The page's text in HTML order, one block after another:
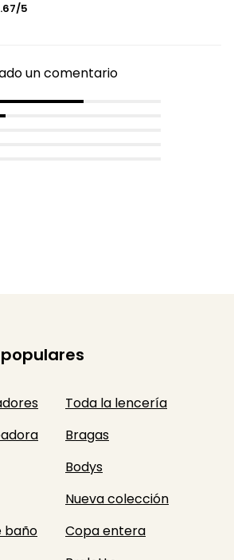
5
un comentario
Toda la lencería
Bragas
Bodys
Nueva colección
baño
Copa entera